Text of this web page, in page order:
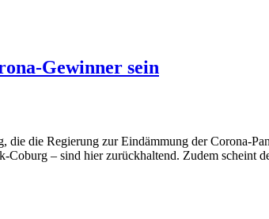
Gewinner sein
die Regierung zur Eindämmung der Corona-
– sind hier zurückhaltend. Zudem scheint